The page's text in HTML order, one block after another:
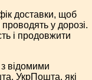
доставки, щоб
у дорозі.
і продовжити
відомими
УкрПошта, які